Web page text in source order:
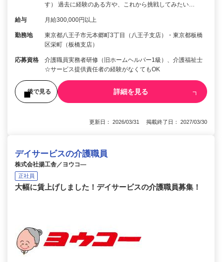
す） 過去に経験のある方や、これから挑戦してみたい…
給与 月給300,000円以上
勤務地
東京都八王子市元本郷町3丁目（八王子支店）・東京都板橋
区栄町（板橋支店）
応募資格
介護職員実務者研修（旧ホームヘルパー1級）、介護福祉士
☆サービス提供責任者の経験がなくてもOK
後で見る 詳細を見る
更新日： 2026/03/31 掲載終了日： 2027/03/30
デイサービスの介護職員
株式会社揚工舎／ヨウコ―
正社員
大幅に賃上げしました！デイサービスの介護職員募集！